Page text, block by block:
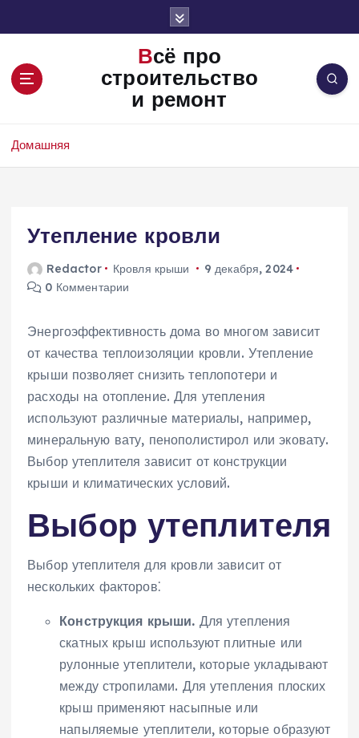
Всё про
строительство
и ремонт
Домашняя
Утепление кровли
Redactor Кровля крыши
9 декабря, 2024
0 Комментарии
Энергоэффективность дома во многом зависит
от качества теплоизоляции кровли. Утепление
крыши позволяет снизить теплопотери и
расходы на отопление. Для утепления
используют различные материалы, например,
минеральную вату, пенополистирол или эковату.
Выбор утеплителя зависит от конструкции
крыши и климатических условий.
Выбор утеплителя
Выбор утеплителя для кровли зависит от
нескольких факторов⁚
Конструкция крыши. Для утепления
скатных крыш используют плитные или
рулонные утеплители, которые укладывают
между стропилами. Для утепления плоских
крыш применяют насыпные или
напыляемые утеплители, которые образуют